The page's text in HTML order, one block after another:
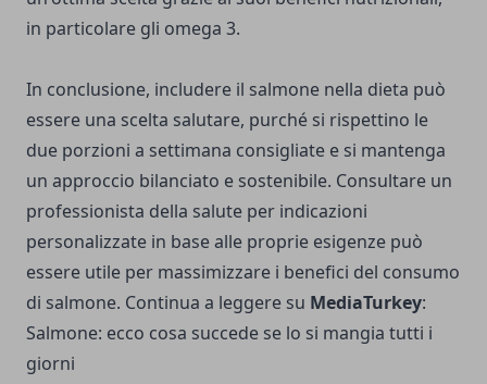
in particolare gli omega 3.
In conclusione, includere il salmone nella dieta può
essere una scelta salutare, purché si rispettino le
due porzioni a settimana consigliate e si mantenga
un approccio bilanciato e sostenibile. Consultare un
professionista della salute per indicazioni
personalizzate in base alle proprie esigenze può
essere utile per massimizzare i benefici del consumo
di salmone. Continua a leggere su MediaTurkey:
Salmone: ecco cosa succede se lo si mangia tutti i
giorni